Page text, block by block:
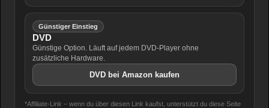
Günstiger Einstieg
DVD
Günstige Option. Läuft auf jedem DVD-Player ohne
zusätzliche Hardware.
DVD bei Amazon kaufen
*Affiliate-Link – wenn du über diesen Link kaufst, unterstützt du diese Seite